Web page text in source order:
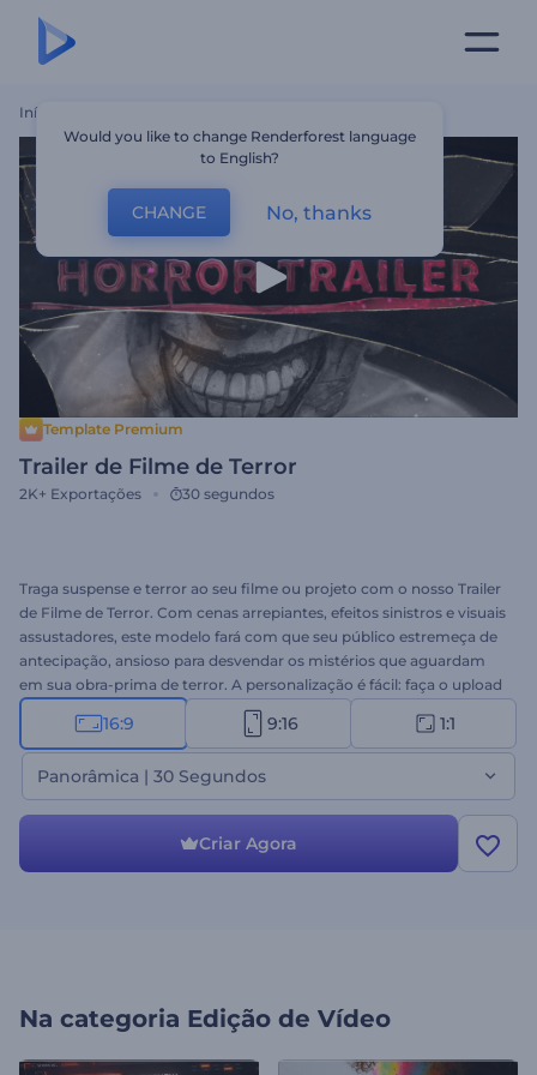
Início
Template Premium
Trailer de Filme de Terror
2K+ Exportações 30 segundos
Traga suspense e terror ao seu filme ou projeto com o nosso Trailer
de Filme de Terror. Com cenas arrepiantes, efeitos sinistros e visuais
assustadores, este modelo fará com que seu público estremeça de
antecipação, ansioso para desvendar os mistérios que aguardam
em sua obra-prima de terror. A personalização é fácil: faça o upload
de seus arquivos de mídia, digite seus textos, faça os ajustes
necessários e conclua seu projeto de vídeo assustador com música
de fundo ou até mesmo com sua narração. Perfeito para filmes de
terror, teasers emocionantes, promoções de Halloween,
introduções assustadoras e muito mais. Crie agora!
16:9 9:16 1:1
Panorâmica | 30 Segundos
Criar Agora
Na categoria Edição de Vídeo
Would you like to change Renderforest language
to English?
CHANGE No, thanks